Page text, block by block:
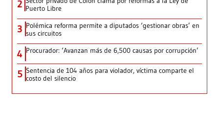
2 Puerto Libre
3 Polémica reforma permite a diputados ‘gestionar obras’ en
sus circuitos
4 Procurador: ‘Avanzan más de 6,500 causas por corrupción’
5 Sentencia de 104 años para violador, víctima comparte el
costo del silencio